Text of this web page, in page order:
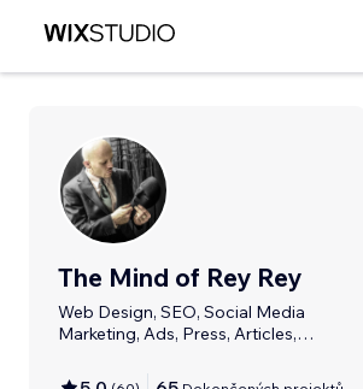
The Mind of Rey Rey
Web Design, SEO, Social Media
Marketing, Ads, Press, Articles,